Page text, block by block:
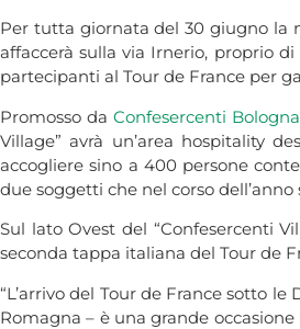
Per tutta giornata del 30 giugno la
affaccerà sulla via Irnerio, proprio
partecipanti al Tour de France per
Promosso daConfesercenti Bologna
Village” avrà un’area hospitality
accogliere sino a 400 persone
due soggetti che nel corso
Sul lato Ovest del “Confesercenti
seconda tappa italiana del Tour de
“L’arrivo del Tour de France sotto
Romagna – è una grande